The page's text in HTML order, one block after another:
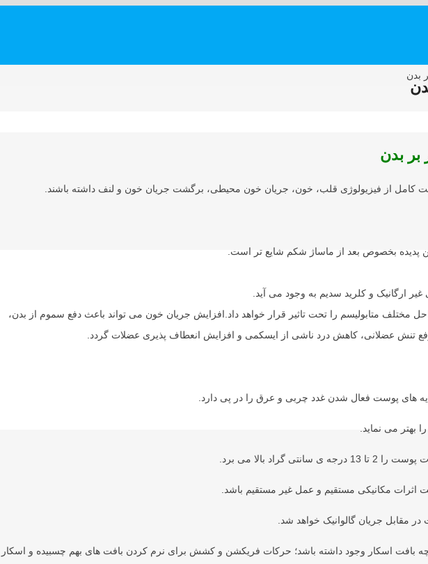
کامل از فیزیولوژی قلب، خون، جریان خون محیطی، برگشت جریان خون و لنف داشته باشند.
پدیده بخصوص بعد از ماساژ شکم شایع تر است.
ارگانیک و کلرید سدیم به وجود می آید.
مختلف متابولیسم را تحت تاثیر قرار خواهد داد.افزایش جریان خون می تواند باعث دفع سموم از بدن،
عضلانی، کاهش درد ناشی از ایسکمی و افزایش انعطاف پذیری عضلات گردد.
های پوست فعال شدن غدد چربی و عرق را در پی دارد.
بهتر می نماید.
بالا می برد.
مکانیکی مستقیم و عمل غیر مستقیم باشد.
مقابل جریان گالوانیک خواهد شد.
بافت اسکار وجود داشته باشد؛ حرکات فریکشن و کشش برای نرم کردن بافت های بهم چسبیده و اسکار